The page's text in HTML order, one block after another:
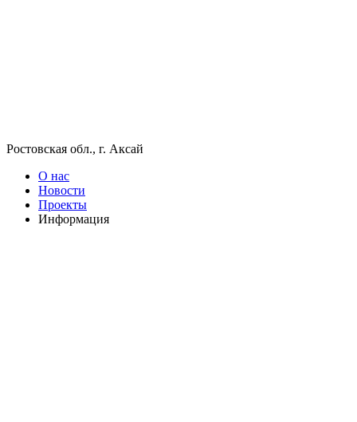
Ростовская обл., г. Аксай
О нас
Новости
Проекты
Информация